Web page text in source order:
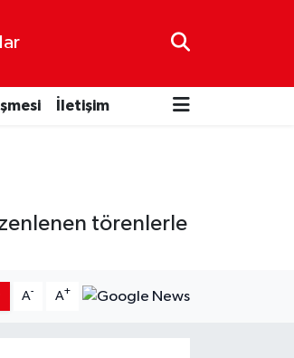
İletişim
törenlerle
A- A+